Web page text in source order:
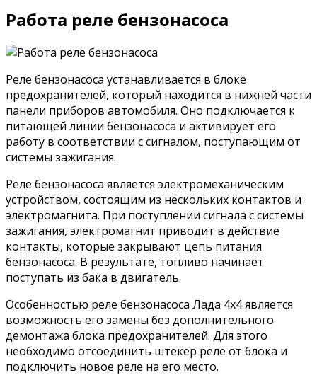
Работа реле бензонасоса
Реле бензонасоса устанавливается в блоке
предохранителей, который находится в нижней части
панели приборов автомобиля. Оно подключается к
питающей линии бензонасоса и активирует его
работу в соответствии с сигналом, поступающим от
системы зажигания.
Реле бензонасоса является электромеханическим
устройством, состоящим из нескольких контактов и
электромагнита. При поступлении сигнала с системы
зажигания, электромагнит приводит в действие
контакты, которые закрывают цепь питания
бензонасоса. В результате, топливо начинает
поступать из бака в двигатель.
Особенностью реле бензонасоса Лада 4х4 является
возможность его замены без дополнительного
демонтажа блока предохранителей. Для этого
необходимо отсоединить штекер реле от блока и
подключить новое реле на его место.